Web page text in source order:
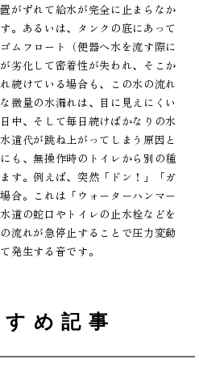
がずれて給水が完全に止まらなか
。あるいは、タンクの底にあって
ムフロート（便器へ水を流す際に
劣化して密着性が失われ、そこか
続けている場合も、この水の流れ
微量の水漏れは、目に見えにくい
中、そして毎日続けばかなりの水
道代が跳ね上がってしまう原因と
も、無操作時のトイレから別の種
す。例えば、突然「ドン！」「ガ
合。これは「ウォーターハンマー
道の蛇口やトイレの止水栓などを
流れが急停止することで圧力変動
発生する音です。
め記事